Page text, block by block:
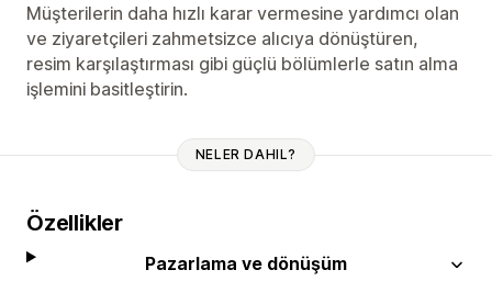
Müşterilerin daha hızlı karar vermesine yardımcı olan
ve ziyaretçileri zahmetsizce alıcıya dönüştüren,
resim karşılaştırması gibi güçlü bölümlerle satın alma
işlemini basitleştirin.
NELER DAHIL?
Özellikler
Pazarlama ve dönüşüm